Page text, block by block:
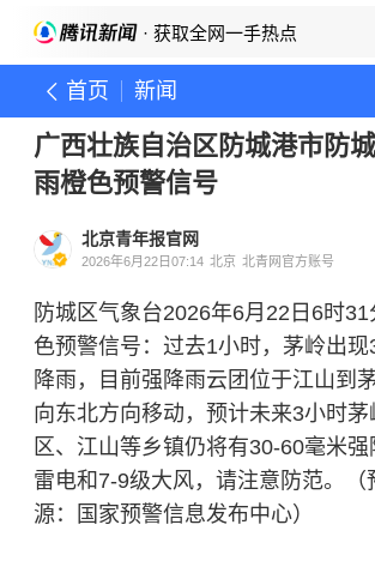
· 获取全网一手热点
首页 新闻
广西壮族自治区防城港市防
雨橙色预警信号
北京青年报官网
2026年6月22日07:14 北京 北青网官方账号
防城区气象台2026年6月22日6时
色预警信号：过去1小时，茅岭出
降雨，目前强降雨云团位于江山到
向东北方向移动，预计未来3小时
区、江山等乡镇仍将有30-60毫米
雷电和7-9级大风，请注意防范。（
源：国家预警信息发布中心）